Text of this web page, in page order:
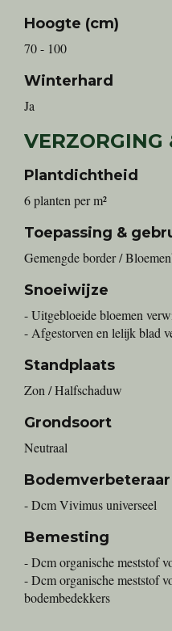
Hoogte (cm)
70 - 100
Winterhard
Ja
VERZORGING
Plantdichtheid
6 planten per m²
Toepassing &
Gemengde border /
Snoeiwijze
- Uitgebloeide bloemen
- Afgestorven en lelijk blad
Standplaats
Zon / Halfschaduw
Grondsoort
Neutraal
- Dcm Vivimus universeel
Bemesting
- Dcm organische meststof
- Dcm organische meststof
bodembedekkers